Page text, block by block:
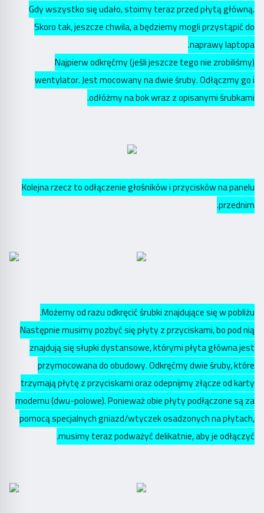
Gdy wszystko się udało, stoimy teraz przed płytą główną.
Skoro tak, jeszcze chwila, a będziemy mogli przystąpić do
naprawy laptopa.
Najpierw odkręćmy (jeśli jeszcze tego nie zrobiliśmy)
wentylator. Jest mocowany na dwie śruby. Odłączmy go i
odłóżmy na bok wraz z opisanymi śrubkami.
Kolejna rzecz to odłączenie głośników i przycisków na panelu
przednim.
Możemy od razu odkręcić śrubki znajdujące się w pobliżu.
Następnie musimy pozbyć się płyty z przyciskami, bo pod nią
znajdują się słupki dystansowe, którymi płyta główna jest
przymocowana do obudowy. Odkręćmy dwie śruby, które
trzymają płytę z przyciskami oraz odepnijmy złącze od karty
modemu (dwu-polowe). Ponieważ obie płyty podłączone są za
pomocą specjalnych gniazd/wtyczek osadzonych na płytach,
musimy teraz podważyć delikatnie, aby je odłączyć.